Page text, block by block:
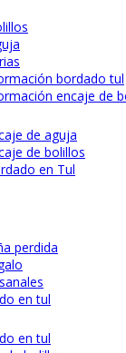
bordado tul
encaje de
de aguja
de bolillos
en Tul
perdida
en tul
en tul